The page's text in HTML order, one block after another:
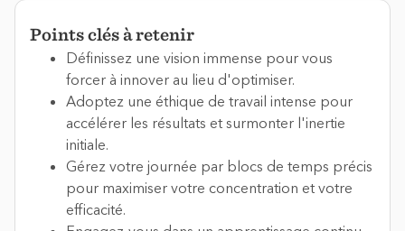
Points clés à retenir
Définissez une vision immense pour vous
forcer à innover au lieu d'optimiser.
Adoptez une éthique de travail intense pour
accélérer les résultats et surmonter l'inertie
initiale.
Gérez votre journée par blocs de temps précis
pour maximiser votre concentration et votre
efficacité.